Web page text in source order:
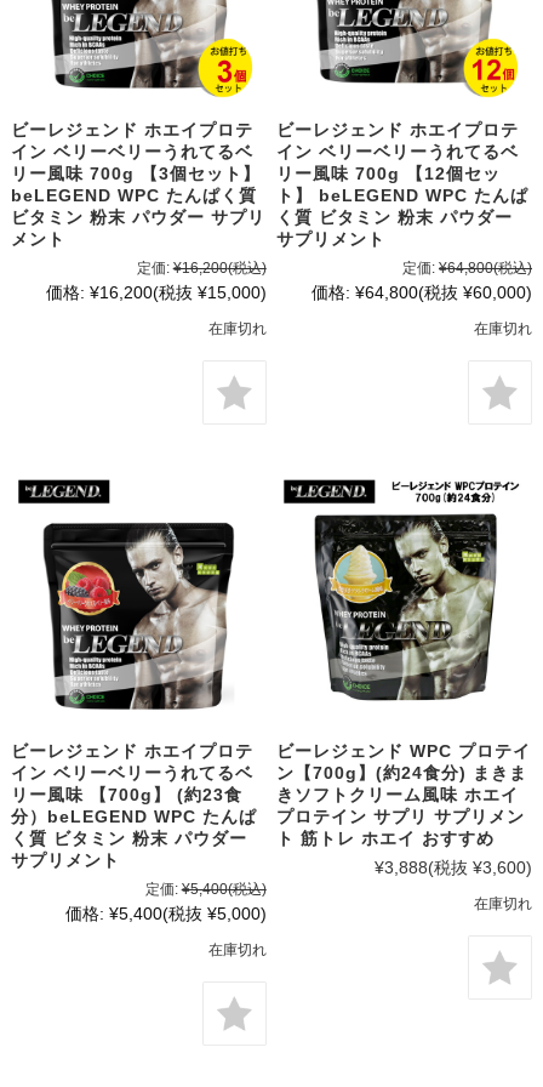
ビーレジェンド ホエイプロテ
イン ベリーベリーうれてるベ
リー風味 700g 【3個セット】
beLEGEND WPC たんぱく質
ビタミン 粉末 パウダー サプリ
メント
定価: ¥16,200(税込)
価格: ¥16,200(税抜 ¥15,000)
在庫切れ
ビーレジェンド ホエイプロテ
イン ベリーベリーうれてるベ
リー風味 700g 【12個セッ
ト】 beLEGEND WPC たんぱ
く質 ビタミン 粉末 パウダー
サプリメント
定価: ¥64,800(税込)
価格: ¥64,800(税抜 ¥60,000)
在庫切れ
ビーレジェンド ホエイプロテ
イン ベリーベリーうれてるベ
リー風味 【700g】 (約23食
分）beLEGEND WPC たんぱ
く質 ビタミン 粉末 パウダー
サプリメント
定価: ¥5,400(税込)
価格: ¥5,400(税抜 ¥5,000)
在庫切れ
ビーレジェンド WPC プロテイ
ン【700g】(約24食分) まきま
きソフトクリーム風味 ホエイ
プロテイン サプリ サプリメン
ト 筋トレ ホエイ おすすめ
¥3,888(税抜 ¥3,600)
在庫切れ